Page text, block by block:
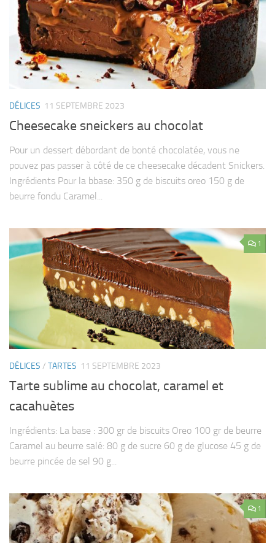
DÉLICES 11 SEPTEMBRE 2023
Cheesecake sneickers au chocolat
Pour un dessert débordant de bonté chocolatée, vous ne
pouvez pas passer à côté de ce cheesecake décadent Snickers.
Ingrédients Pour la bbase: 350 g de biscuits oreo 150 g de
beurre fondu Caramel...
1
DÉLICES / TARTES 11 SEPTEMBRE 2023
Tarte sublime au chocolat, caramel et
cacahuètes
Ingrédients: La base : 300 gr de biscuits Oreo 100 gr de beurre
Caramel au beurre salé: 80 g de sucre 60 g de glucose 45 g de
beurre pincée de sel 90 g...
1